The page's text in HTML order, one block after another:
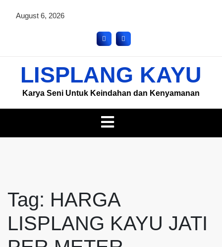
August 6, 2026
LISPLANG KAYU
Karya Seni Untuk Keindahan dan Kenyamanan
Tag: HARGA
LISPLANG KAYU JATI